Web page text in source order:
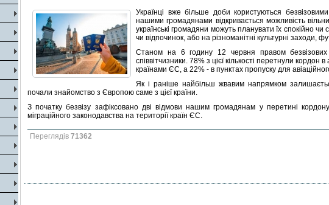
Українці вже більше доби користуються
нашими громадянами відкривається можливість
українські громадяни можуть планувати їх спокійно чи
чи відпочинок, або на різноманітні культурні заходи,
Станом на 6 годину 12 червня правом
співвітчизники. 78% з цієї кількості перетнули
країнами ЄС, а 22% - в пунктах пропуску для
Як і раніше найбільш жвавим напрямком
почали знайомство з Європою саме з цієї країни.
З початку безвізу зафіксовано дві відмови нашим громадянам у перетині
міграційного законодавства на території країн ЄС.
Переглядів 71362